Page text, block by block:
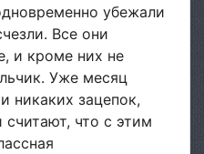
убежали
Все они
и кроме них не
Уже месяц
никаких зацепок,
что с этим